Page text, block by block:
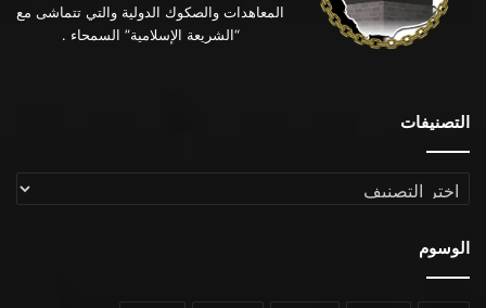
المعاهدات والصكوك الدولية والتي تتماشى مع
“الشريعة الإسلامية” السمحاء .
التصنيفات
التصنيفات
الوسوم